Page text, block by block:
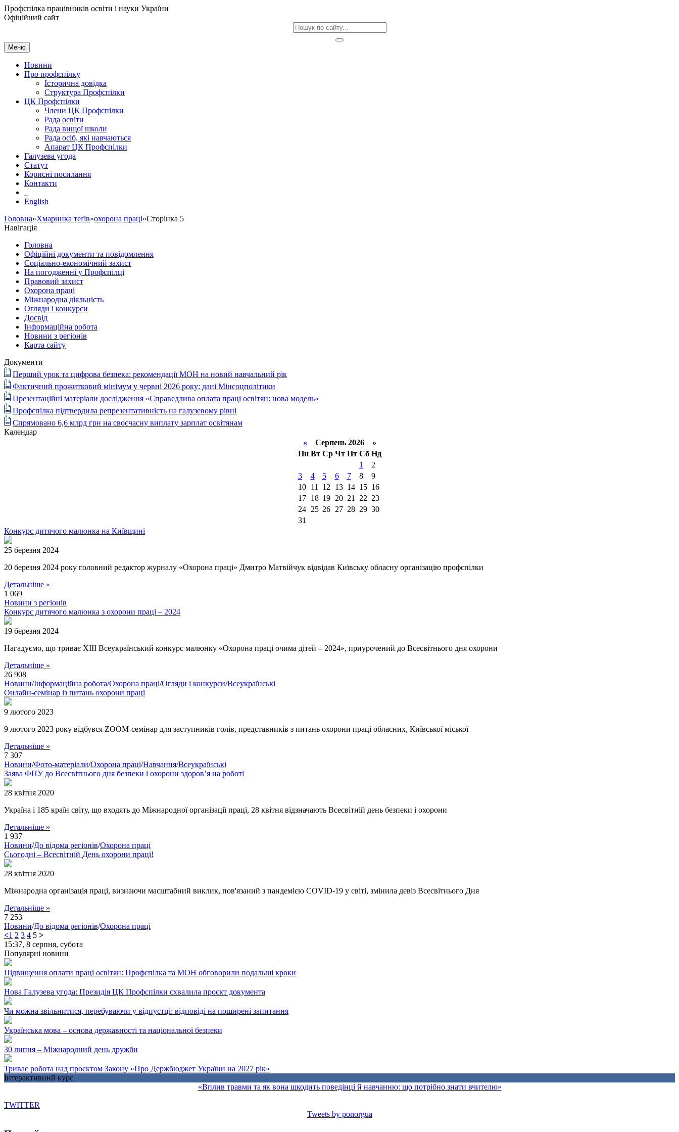
Профспілка працівників освіти і науки України
Офіційний сайт
Меню
Новини
Про профспілку
Історична довідка
Структура Профспілки
ЦК Профспілки
Члени ЦК Профспілки
Рада освіти
Рада вищої школи
Рада осіб, які навчаються
Апарат ЦК Профспілки
Галузева угода
Статут
Корисні посилання
Контакти
English
Головна»Хмаринка теґів»охорона праці»Сторінка 5
Навігація
Головна
Офіційні документи та повідомлення
Соціально-економічний захист
На погодженні у Профспілці
Правовий захист
Охорона праці
Міжнародна діяльність
Огляди і конкурси
Досвід
Інформаційна робота
Новини з регіонів
Карта сайту
Документи
Перший урок та цифрова безпека: рекомендації МОН на новий навчальний рік
Фактичний прожитковий мінімум у червні 2026 року: дані Мінсоцполітики
Презентаційні матеріали дослідження «Справедлива оплата праці освітян: нова модель»
Профспілка підтвердила репрезентативність на галузевому рівні
Спрямовано 6,6 млрд грн на своєчасну виплату зарплат освітянам
Календар
«Серпень 2026 »
Пн Вт Ср Чт Пт Сб Нд
1
2
3
4 5 6 7 8
9
10
11 12 13 14 15 16
17
18 19 20 21 22 23
24
25 26 27 28 29 30
31
Конкурс дитячого малюнка на Київщині
25 березня 2024
20 березня 2024 року головний редактор журналу «Охорона праці» Дмитро Матвійчук відвідав Київську обласну організацію профспілки
Детальніше »
1 069
Новини з регіонів
Конкурс дитячого малюнка з охорони праці – 2024
19 березня 2024
Нагадуємо, що триває XIII Всеукраїнський конкурс малюнку «Охорона праці очима дітей – 2024», приурочений до Всесвітнього дня охорони
Детальніше »
26 908
Новини/Інформаційна робота/Охорона праці/Огляди і конкурси/Всеукраїнські
Онлайн-семінар із питань охорони праці
9 лютого 2023
9 лютого 2023 року відбувся ZOOM-семінар для заступників голів, представників з питань охорони праці обласних, Київської міської
Детальніше »
7 307
Новини/Фото-матеріали/Охорона праці/Навчання/Всеукраїнські
Заява ФПУ до Всесвітнього дня безпеки і охорони здоров’я на роботі
28 квітня 2020
Україна і 185 країн світу, що входять до Міжнародної організації праці, 28 квітня відзначають Всесвітній день безпеки і охорони
Детальніше »
1 937
Новини/До відома регіонів/Охорона праці
Сьогодні – Всесвітній День охорони праці!
28 квітня 2020
Міжнародна організація праці, визнаючи масштабний виклик, пов'язаний з пандемією COVID-19 у світі, змінила девіз Всесвітнього Дня
Детальніше »
7 253
Новини/До відома регіонів/Охорона праці
<1 2 3 4 5 >
15:37, 8 серпня, субота
Популярні новини
Підвищення оплати праці освітян: Профспілка та МОН обговорили подальші кроки
Нова Галузева угода: Президія ЦК Профспілки схвалила проєкт документа
Чи можна звільнитися, перебуваючи у відпустці: відповіді на поширені запитання
Українська мова – основа державності та національної безпеки
30 липня – Міжнародний день дружби
Триває робота над проєктом Закону «Про Держбюджет України на 2027 рік»
Інтерактивний курс
«Вплив травми та як вона шкодить поведінці й навчанню: що потрібно знати вчителю»
TWITTER
Tweets by ponorgua